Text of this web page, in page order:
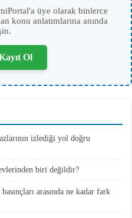
üye olarak binlerce
konu anlatımlarına anında
Ol
izlediği yol doğru
biri değildir?
arasında ne kadar fark